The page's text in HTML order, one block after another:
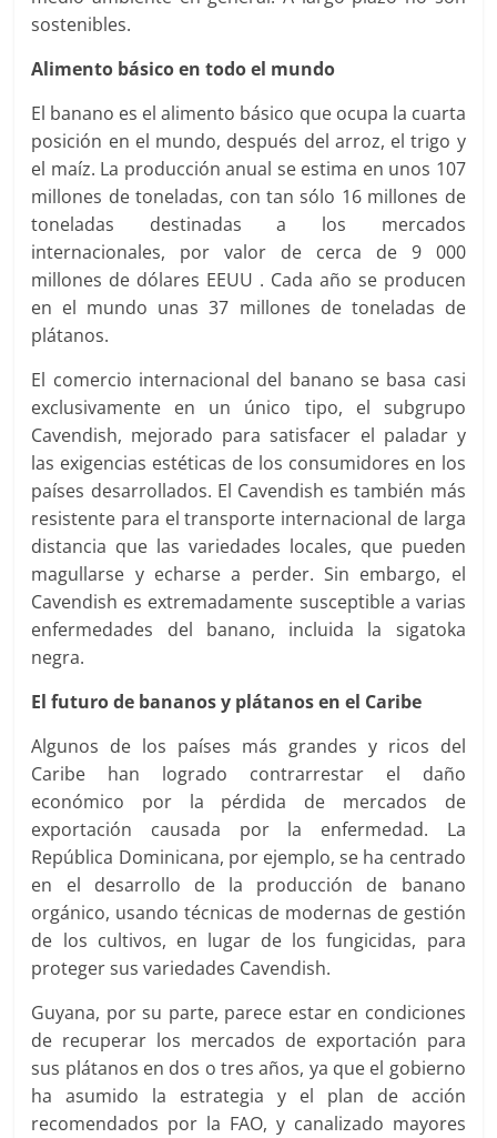
sostenibles.
Alimento básico en todo el mundo
El banano es el alimento básico que ocupa la cuarta
posición en el mundo, después del arroz, el trigo y
el maíz. La producción anual se estima en unos 107
millones de toneladas, con tan sólo 16 millones de
toneladas destinadas a los mercados
internacionales, por valor de cerca de 9 000
millones de dólares EEUU . Cada año se producen
en el mundo unas 37 millones de toneladas de
plátanos.
El comercio internacional del banano se basa casi
exclusivamente en un único tipo, el subgrupo
Cavendish, mejorado para satisfacer el paladar y
las exigencias estéticas de los consumidores en los
países desarrollados. El Cavendish es también más
resistente para el transporte internacional de larga
distancia que las variedades locales, que pueden
magullarse y echarse a perder. Sin embargo, el
Cavendish es extremadamente susceptible a varias
enfermedades del banano, incluida la sigatoka
negra.
El futuro de bananos y plátanos en el Caribe
Algunos de los países más grandes y ricos del
Caribe han logrado contrarrestar el daño
económico por la pérdida de mercados de
exportación causada por la enfermedad. La
República Dominicana, por ejemplo, se ha centrado
en el desarrollo de la producción de banano
orgánico, usando técnicas de modernas de gestión
de los cultivos, en lugar de los fungicidas, para
proteger sus variedades Cavendish.
Guyana, por su parte, parece estar en condiciones
de recuperar los mercados de exportación para
sus plátanos en dos o tres años, ya que el gobierno
ha asumido la estrategia y el plan de acción
recomendados por la FAO, y canalizado mayores